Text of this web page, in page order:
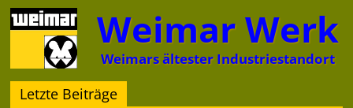
Zum
Inhalt
springen
Weimar Werk
Weimars ältester Industriestandort
Letzte Beiträge